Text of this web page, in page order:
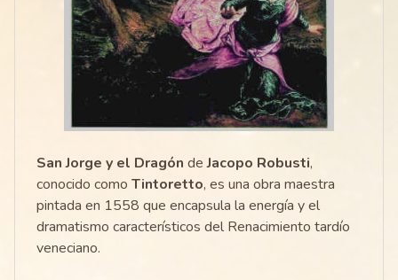
San Jorge y el Dragón deJacopo Robusti,
conocido como Tintoretto, es una obra maestra
pintada en 1558 que encapsula la energía y el
dramatismo característicos del Renacimiento tardío
veneciano.